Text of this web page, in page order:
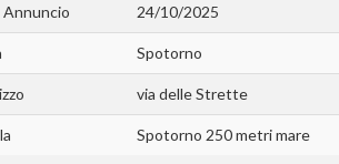
Annuncio 24/10/2025
Spotorno
via delle Strette
Spotorno 250 metri mare